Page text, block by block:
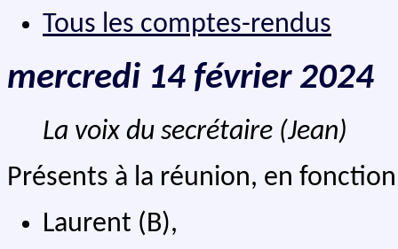
Tous les comptes-rendus
mercredi 14 février 2024
La voix du secrétaire (Jean)
Présents à la réunion, en
Laurent (B),